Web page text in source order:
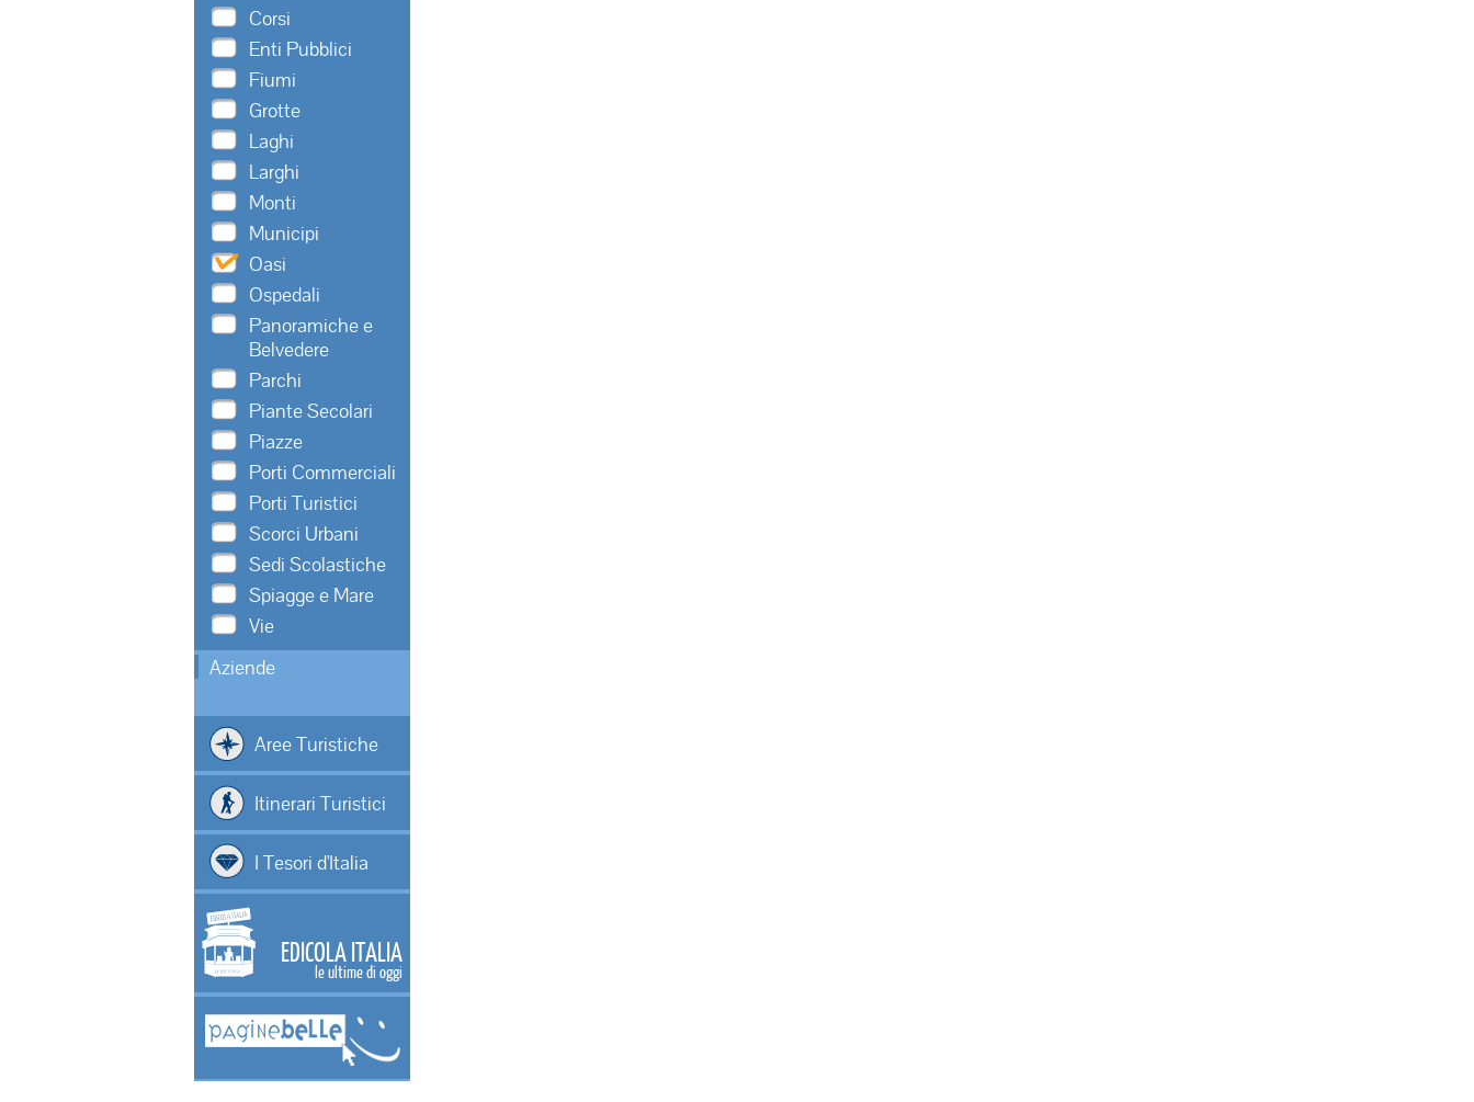
Corsi
Enti Pubblici
Fiumi
Grotte
Laghi
Larghi
Monti
Municipi
Oasi
Ospedali
Panoramiche e
Belvedere
Parchi
Piante Secolari
Piazze
Porti Commerciali
Porti Turistici
Scorci Urbani
Sedi Scolastiche
Spiagge e Mare
Vie
Aziende
Aree Turistiche
Itinerari Turistici
I Tesori d'Italia
EDICOLA ITALIA
le ultime di oggi